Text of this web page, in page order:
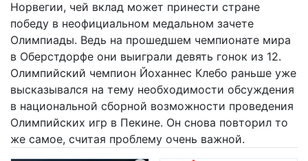
Норвегии, чей вклад может принести стране
победу в неофициальном медальном зачете
Олимпиады. Ведь на прошедшем чемпионате мира
в Оберстдорфе они выиграли девять гонок из 12.
Олимпийский чемпион Йоханнес Клебо раньше уже
высказывался на тему необходимости обсуждения
в национальной сборной возможности проведения
Олимпийских игр в Пекине. Он снова повторил то
же самое, считая проблему очень важной.